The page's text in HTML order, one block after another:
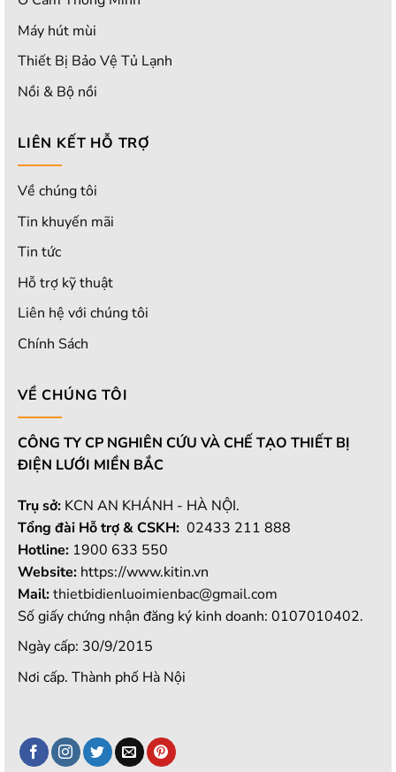
Máy hút mùi
Thiết Bị Bảo Vệ Tủ Lạnh
Nồi & Bộ nồi
LIÊN KẾT HỖ TRỢ
Về chúng tôi
Tin khuyến mãi
Tin tức
Hỗ trợ kỹ thuật
Liên hệ với chúng tôi
Chính Sách
VỀ CHÚNG TÔI
CÔNG TY CP NGHIÊN CỨU VÀ CHẾ TẠO THIẾT BỊ
ĐIỆN LƯỚI MIỀN BẮC
Trụ sở: KCN AN KHÁNH - HÀ NỘI.
Tổng đài Hỗ trợ & CSKH: 02433 211 888
Hotline: 1900 633 550
Website: https://www.kitin.vn
Mail:thietbidienluoimienbac@gmail.com
Số giấy chứng nhận đăng ký kinh doanh: 0107010402.
Ngày cấp: 30/9/2015
Nơi cấp. Thành phố Hà Nội